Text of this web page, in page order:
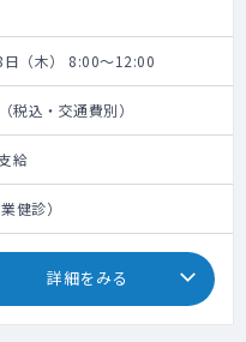
（木） 8:00～12:00
込・交通費別）
給
健診）
詳細をみる